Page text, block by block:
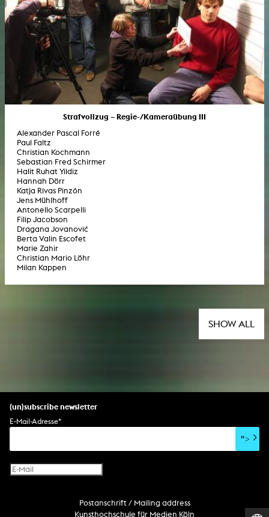
Strafvollzug – Regie-/Kameraübung III
Alexander Pascal Forré
Paul Faltz
Christian Kochmann
Sebastian Fred Schirmer
Halit Ruhat Yildiz
Hannah Dörr
Katja Rivas Pinzón
Jens Mühlhoff
Antonello Scarpelli
Filip Jacobson
Dragana Jovanović
Berta Valin Escofet
Marie Zahir
Christian Mario Löhr
Milan Kappen
SHOW ALL
(un)subscribe newsletter
E-Mail-Adresse*
">
Postanschrift / Mailing address
Kunsthochschule für Medien Köln